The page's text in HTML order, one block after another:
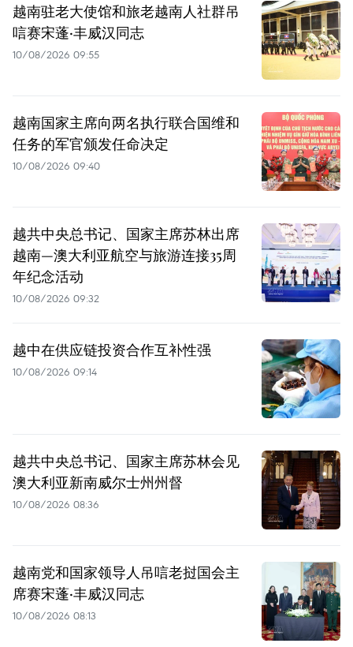
越南驻老大使馆和旅老越南人社群吊
唁赛宋蓬·丰威汉同志
10/08/2026 09:55
越南国家主席向两名执行联合国维和
任务的军官颁发任命决定
10/08/2026 09:40
越共中央总书记、国家主席苏林出席
越南—澳大利亚航空与旅游连接35周
年纪念活动
10/08/2026 09:32
越中在供应链投资合作互补性强
10/08/2026 09:14
越共中央总书记、国家主席苏林会见
澳大利亚新南威尔士州州督
10/08/2026 08:36
越南党和国家领导人吊唁老挝国会主
席赛宋蓬·丰威汉同志
10/08/2026 08:13